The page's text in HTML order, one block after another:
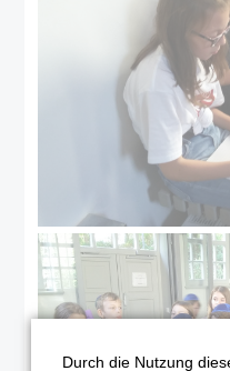
Durch die Nutzung